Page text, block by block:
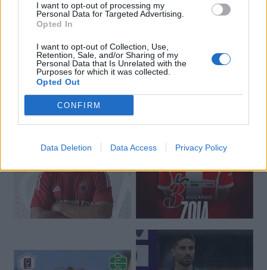
I want to opt-out of processing my
Personal Data for Targeted Advertising.
Opted In
I want to opt-out of Collection, Use,
Retention, Sale, and/or Sharing of my
Personal Data that Is Unrelated with the
Purposes for which it was collected.
Opted Out
CONFIRM
Data Deletion Data Access Privacy Policy
🔥 Trending